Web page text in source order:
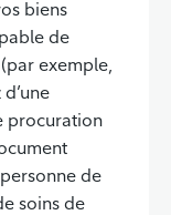
biens
de
exemple,
procuration
de
soins de